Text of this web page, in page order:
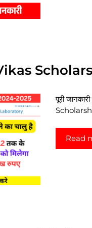
पूरी
Read